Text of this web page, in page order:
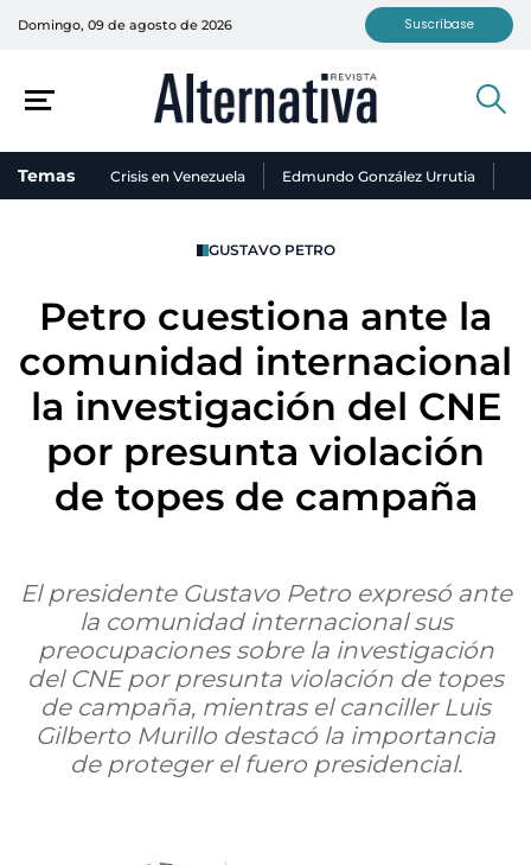
Domingo, 09 de agosto de 2026 Suscríbase
Temas Crisis en Venezuela Edmundo González Urrutia
GUSTAVO PETRO
Petro cuestiona ante la
comunidad internacional
la investigación del CNE
por presunta violación
de topes de campaña
El presidente Gustavo Petro expresó ante
la comunidad internacional sus
preocupaciones sobre la investigación
del CNE por presunta violación de topes
de campaña, mientras el canciller Luis
Gilberto Murillo destacó la importancia
de proteger el fuero presidencial.